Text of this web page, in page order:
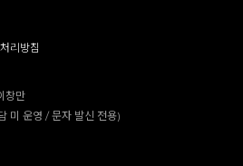
리방침
창만
미 운영 / 문자 발신 전용)